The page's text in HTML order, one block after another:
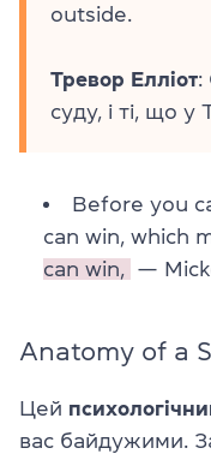
outside.
Тревор Елліот:
суду, і ті, що у
Before you
can win, which
can win,
—
Anatomy of a
Цей
вас байдужими.